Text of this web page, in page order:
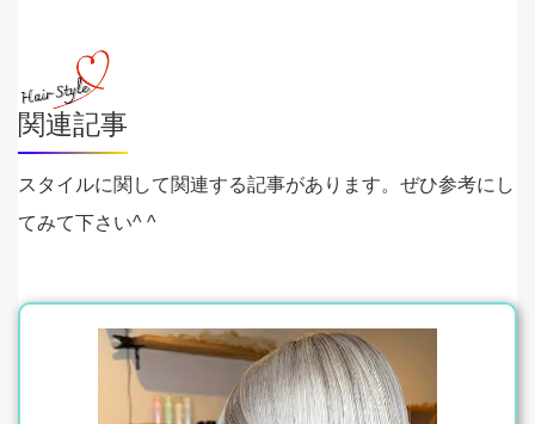
関連記事
スタイルに関して関連する記事があります。ぜひ参考にし
てみて下さい^ ^